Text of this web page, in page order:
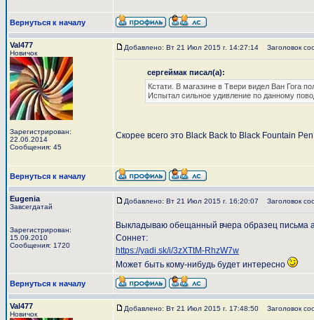
Вернуться к началу
Val477
Новичок
Зарегистрирован:
22.06.2014
Сообщения: 45
Добавлено: Вт 21 Июл 2015 г. 14:27:14 Заголовок
сергеймак писал(а):
Кстати. В магазине в Твери видел Ван Гога
Испытал сильное удивление по данному
Скорее всего это Black Back to Black Fountain
Вернуться к началу
Eugenia
Завсегдатай
Зарегистрирован:
15.09.2010
Сообщения: 1720
Добавлено: Вт 21 Июл 2015 г. 16:20:07 Заголовок
Выкладываю обещанный вчера образец письма
Соннет:
https://yadi.sk/i/3zXTtM-RhzW7w
Может быть кому-нибудь будет интересно
Вернуться к началу
Val477
Новичок
Добавлено: Вт 21 Июл 2015 г. 17:48:50 Заголовок